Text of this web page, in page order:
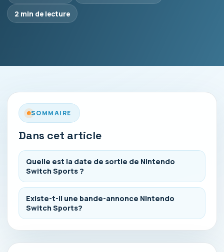
2 min de lecture
SOMMAIRE
Dans cet article
Quelle est la date de sortie de Nintendo
Switch Sports ?
Existe-t-il une bande-annonce Nintendo
Switch Sports?